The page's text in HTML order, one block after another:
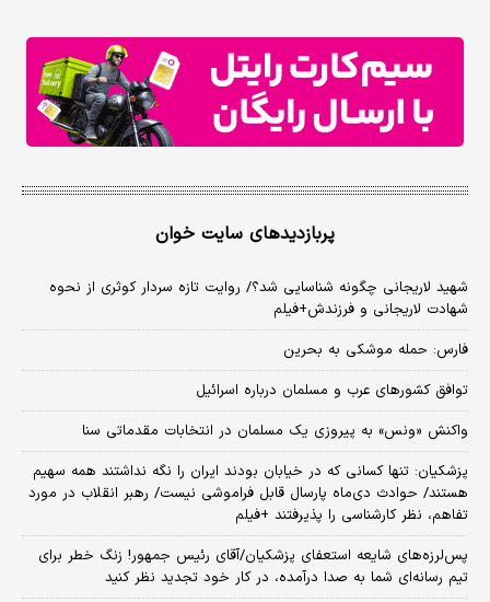
پربازدیدهای سایت خوان
شهید لاریجانی چگونه شناسایی شد؟/ روایت تازه سردار کوثری از نحوه
شهادت لاریجانی و فرزندش+فیلم
فارس: حمله موشکی به بحرین
توافق کشورهای عرب و مسلمان درباره اسرائیل
واکنش «ونس» به پیروزی یک مسلمان در انتخابات مقدماتی سنا
پزشکیان: تنها کسانی که در خیابان بودند ایران را نگه نداشتند همه سهیم
هستند/ حوادث دی‌ماه پارسال قابل فراموشی نیست/ رهبر انقلاب در مورد
تفاهم، نظر کارشناسی را پذیرفتند +فیلم
پس‌لرزه‌های شایعه استعفای پزشکیان/آقای رئیس جمهور! زنگ خطر برای
تیم رسانه‌ای شما به صدا درآمده، در کار خود تجدید نظر کنید